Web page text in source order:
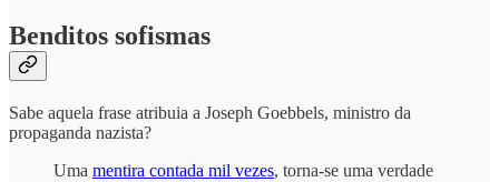
Benditos sofismas
Sabe aquela frase atribuia a Joseph Goebbels, ministro da
propaganda nazista?
Uma mentira contada mil vezes, torna-se uma verdade